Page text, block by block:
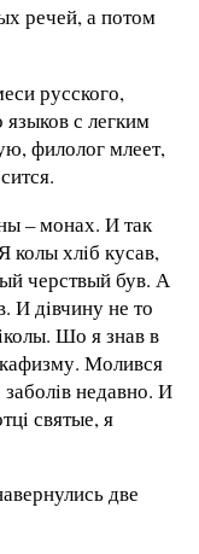
речей, а потом
русского,
языков с легким
филолог млеет,
– монах. И так
колы хлiб кусав,
черствый був. А
И дiвчину не то
Шо я знав в
Молився
недавно. И
святые, я
две